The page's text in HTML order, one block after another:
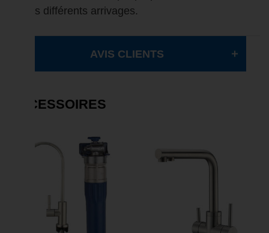
des différents arrivages.
AVIS CLIENTS
ACCESSOIRES